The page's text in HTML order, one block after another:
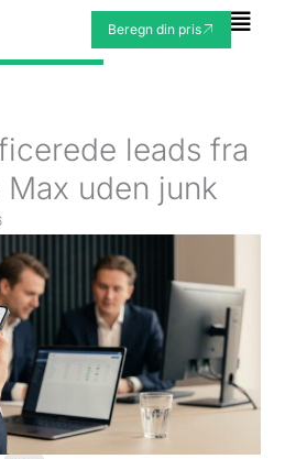
Beregn din pris
leads fra
uden junk